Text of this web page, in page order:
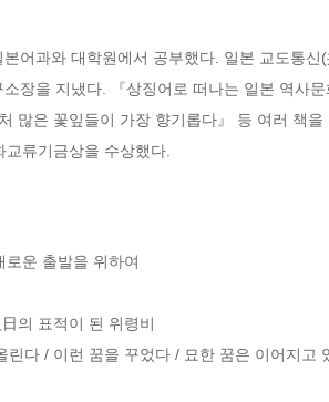
어과와 대학원에서 공부했다. 일본 교도통
장을 지냈다. 『상징어로 떠나는 일본 역사
많은 꽃잎들이 가장 향기롭다』 등 여러 책
류기금상을 수상했다.
로운 출발을 위하여
의 표적이 된 위령비
린다 / 이런 꿈을 꾸었다 / 묘한 꿈은 이어지고